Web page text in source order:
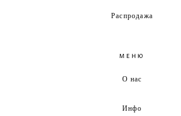
Распродажа
МЕНЮ
О нас
Инфо